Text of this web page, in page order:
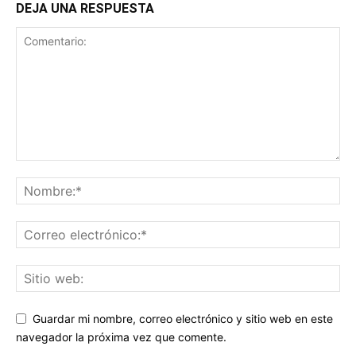
DEJA UNA RESPUESTA
Guardar mi nombre, correo electrónico y sitio web en este
navegador la próxima vez que comente.